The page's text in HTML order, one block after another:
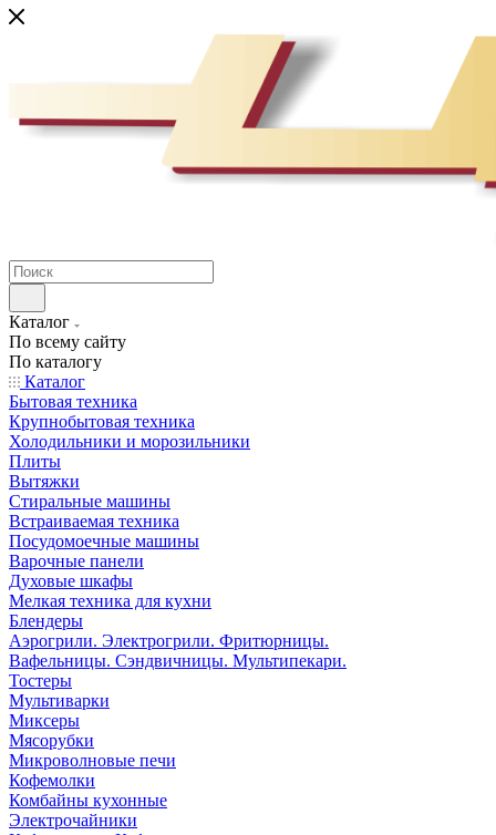
Каталог
По всему сайту
По каталогу
Каталог
Бытовая техника
Крупнобытовая техника
Холодильники и морозильники
Плиты
Вытяжки
Стиральные машины
Встраиваемая техника
Посудомоечные машины
Варочные панели
Духовые шкафы
Мелкая техника для кухни
Блендеры
Аэрогрили. Электрогрили. Фритюрницы.
Вафельницы. Сэндвичницы. Мультипекари.
Тостеры
Мультиварки
Миксеры
Мясорубки
Микроволновые печи
Кофемолки
Комбайны кухонные
Электрочайники